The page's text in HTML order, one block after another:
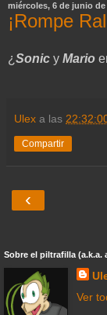
miércoles, 6 de junio de
¡Rompe
¿ Sonic y Mario
Ulex a las
Compartir
‹
Sobre el piltrafilla (a.k.a.
Ver